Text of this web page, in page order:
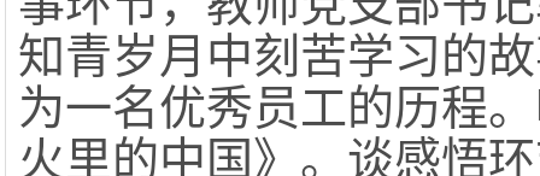
知青岁月中刻苦学习的
为一名优秀员工的历程
火里的中国》。谈感悟